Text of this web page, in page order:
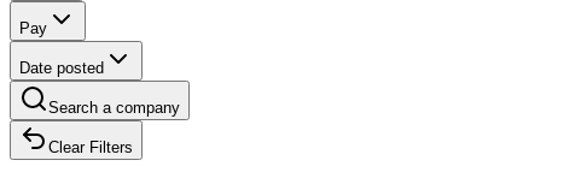
Pay
Date posted
Search a company
Clear Filters